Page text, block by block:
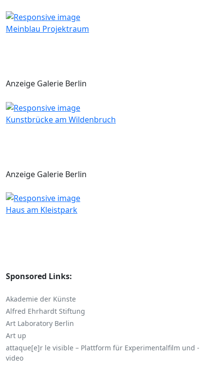
Meinblau Projektraum
Anzeige Galerie Berlin
Kunstbrücke am Wildenbruch
Anzeige Galerie Berlin
Haus am Kleistpark
Sponsored Links:
Akademie der Künste
Alfred Ehrhardt Stiftung
Art Laboratory Berlin
Art up
attaque[e]r le visible – Plattform für Experimentalfilm und -
video